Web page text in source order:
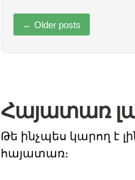
← Older posts
Հայատառ
Թե ինչպես կարող է
հայատառ։